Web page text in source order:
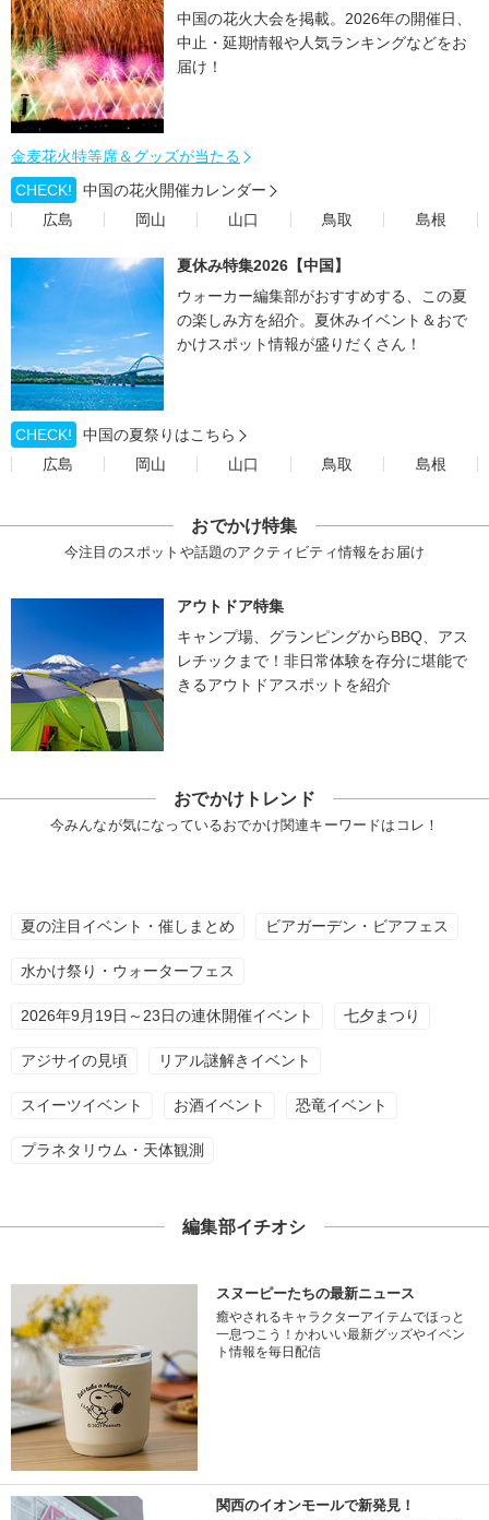
中国の花火大会を掲載。2026年の開催日、
中止・延期情報や人気ランキングなどをお
届け！
金麦花火特等席＆グッズが当たる
CHECK!
中国の花火開催カレンダー
広島
岡山 山口 鳥取 島根
夏休み特集2026【中国】
ウォーカー編集部がおすすめする、この夏
の楽しみ方を紹介。夏休みイベント＆おで
かけスポット情報が盛りだくさん！
CHECK!
中国の夏祭りはこちら
広島
岡山 山口 鳥取 島根
おでかけ特集
今注目のスポットや話題のアクティビティ情報をお届け
アウトドア特集
キャンプ場、グランピングからBBQ、アス
レチックまで！非日常体験を存分に堪能で
きるアウトドアスポットを紹介
おでかけトレンド
今みんなが気になっているおでかけ関連キーワードはコレ！
夏の注目イベント・催しまとめ ビアガーデン・ビアフェス
水かけ祭り・ウォーターフェス
2026年9月19日～23日の連休開催イベント 七夕まつり
アジサイの見頃 リアル謎解きイベント
スイーツイベント お酒イベント 恐竜イベント
プラネタリウム・天体観測
編集部イチオシ
スヌーピーたちの最新ニュース
癒やされるキャラクターアイテムでほっと
一息つこう！かわいい最新グッズやイベン
ト情報を毎日配信
関西のイオンモールで新発見！